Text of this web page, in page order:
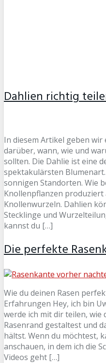
Dahlien richtig
In diesem Artikel geben
darüber, wann, wie und
sollten. Die Dahlie ist eine
spektakulärsten
sonnigen Standorten. Wie
Knollenpflanzen produziert
Knollenwurzeln. Dahlien
Stecklinge und
kannst du […]
Die perfekte
Wie du deinen Rasen
Erfahrungen Hey, ich bin
werde ich mit dir teilen, wie
Rasenrand gestaltest und
hältst. Wenn du möchtest,
anschauen, in dem ich die
Videos geht […]